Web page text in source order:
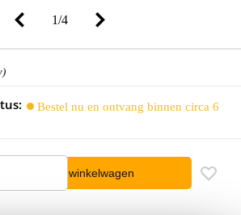
1/4
Bestel nu en ontvang binnen circa 6
In winkelwagen